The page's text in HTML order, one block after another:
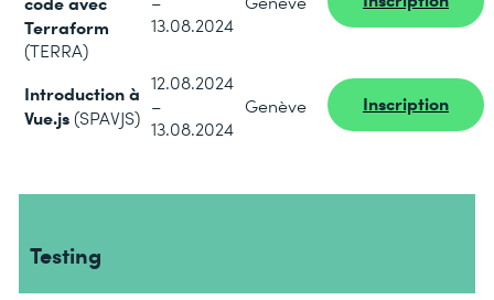
Terraform
(TERRA)
13.08.2024
Introduction à
Vue.js(SPAVJS)
12.08.2024
–
13.08.2024
Genève Inscription
Testing